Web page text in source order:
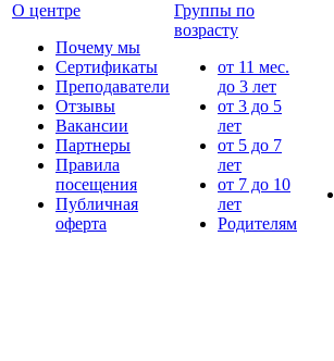
О центре
Почему мы
Сертификаты
Преподаватели
Отзывы
Вакансии
Партнеры
Правила
посещения
Публичная
оферта
Группы по
возрасту
от 11 мес.
до 3 лет
от 3 до 5
лет
от 5 до 7
лет
от 7 до 10
лет
Родителям